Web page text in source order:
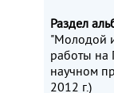
Раздел
"Молодой
работы на
научном
2012 г.)